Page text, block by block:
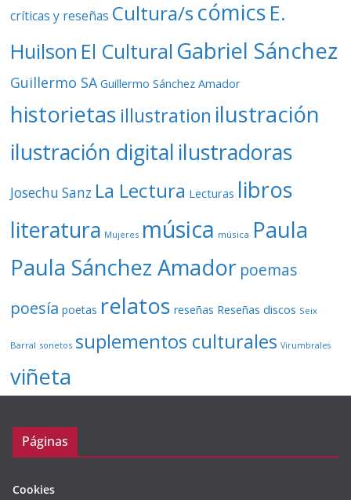
críticas y reseñas Cultura/s cómics E.
Huilson El Cultural Gabriel Sánchez
Guillermo SA Guillermo Sánchez Amador
historietas illustration ilustración
ilustración digital ilustradoras
Josechu Sanz La Lectura Lecturas libros
literatura Mujeres música música Paula
Paula Sánchez Amador poemas
poesía poetas relatos reseñas Reseñas discos Seix
Barral sonetos suplementos culturales Virumbrales
viñeta
Páginas
Cookies